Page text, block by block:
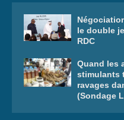
le double
RDC
Quand les
stimulants
ravages
(Sondage